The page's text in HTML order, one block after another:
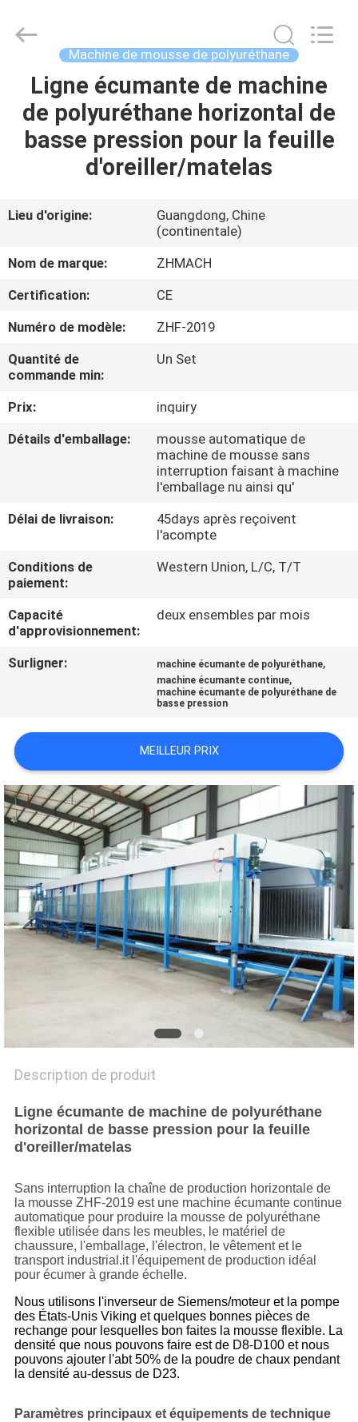
MAISON
DES
PRODUITS
AU
DE
NOUS
VISITE
D'USINE
DE
CONTACTEZ-
NOUS
DEMANDEZ
UNE
CITATION
DU
SITE
POLITIQUE
DE
CONFIDENTIALITÉ
equipment
Machine de mousse de polyuréthane
Ligne écumante de machine
de polyuréthane horizontal de
basse pression pour la feuille
d'oreiller/matelas
Lieu d'origine:
Guangdong, Chine
(continentale)
Nom de marque:
ZHMACH
Certification:
CE
Numéro de modèle:
ZHF-2019
Quantité de
commande min:
Un Set
Prix:
inquiry
Détails d'emballage:
mousse automatique de
machine de mousse sans
interruption faisant à machine
l'emballage nu ainsi qu'
Délai de livraison:
45days après reçoivent
l'acompte
Conditions de
paiement:
Western Union, L/C, T/T
Capacité
d'approvisionnement:
deux ensembles par mois
Surligner: machine écumante de polyuréthane,
machine écumante continue,
machine écumante de polyuréthane de
basse pression
MEILLEUR PRIX
Description de produit
Ligne écumante de machine de polyuréthane
horizontal de basse pression pour la feuille
d'oreiller/matelas
Sans interruption la chaîne de production horizontale de
la mousse ZHF-2019 est une machine écumante continue
automatique pour produire la mousse de polyuréthane
flexible utilisée dans les meubles, le matériel de
chaussure, l'emballage, l'électron, le vêtement et le
transport industrial.it l'équipement de production idéal
pour écumer à grande échelle.
Nous utilisons l'inverseur de Siemens/moteur et la pompe
des États-Unis Viking et quelques bonnes pièces de
rechange pour lesquelles bon faites la mousse flexible. La
densité que nous pouvons faire est de D8-D100 et nous
pouvons ajouter l'abt 50% de la poudre de chaux pendant
la densité au-dessus de D23.
Paramètres principaux et équipements de technique